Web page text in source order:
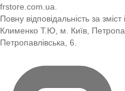
frstore.com.ua.
Повну відповідальність за
Клименко Т.Ю, м. Київ,
Петропавлівська, 6.